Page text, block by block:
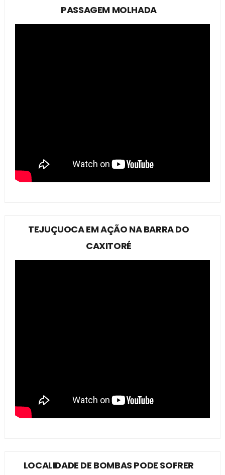
PASSAGEM MOLHADA
TEJUÇUOCA EM AÇÃO NA BARRA DO
CAXITORÉ
LOCALIDADE DE BOMBAS PODE SOFRER